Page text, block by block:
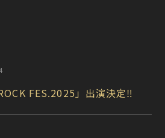
FES.2025」出演決定‼